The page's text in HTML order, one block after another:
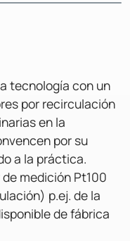
tecnología con un
por recirculación
en la
por su
a la práctica.
medición Pt100
p.ej. de la
de fábrica